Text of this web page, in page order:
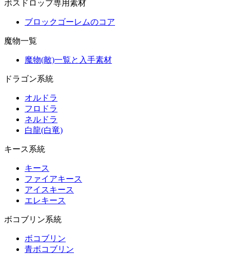
ボスドロップ専用素材
ブロックゴーレムのコア
魔物一覧
魔物(敵)一覧と入手素材
ドラゴン系統
オルドラ
フロドラ
ネルドラ
白龍(白竜)
キース系統
キース
ファイアキース
アイスキース
エレキース
ボコブリン系統
ボコブリン
青ボコブリン